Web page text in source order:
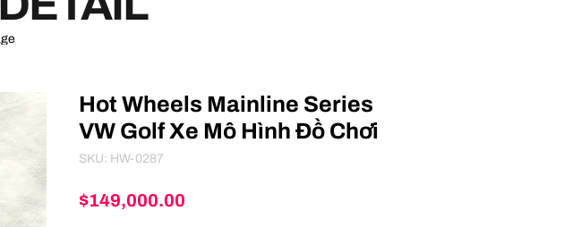
Hot Wheels Mainline Series
VW Golf Xe Mô Hình Đồ Chơi
SKU: HW-0287
$149,000.00